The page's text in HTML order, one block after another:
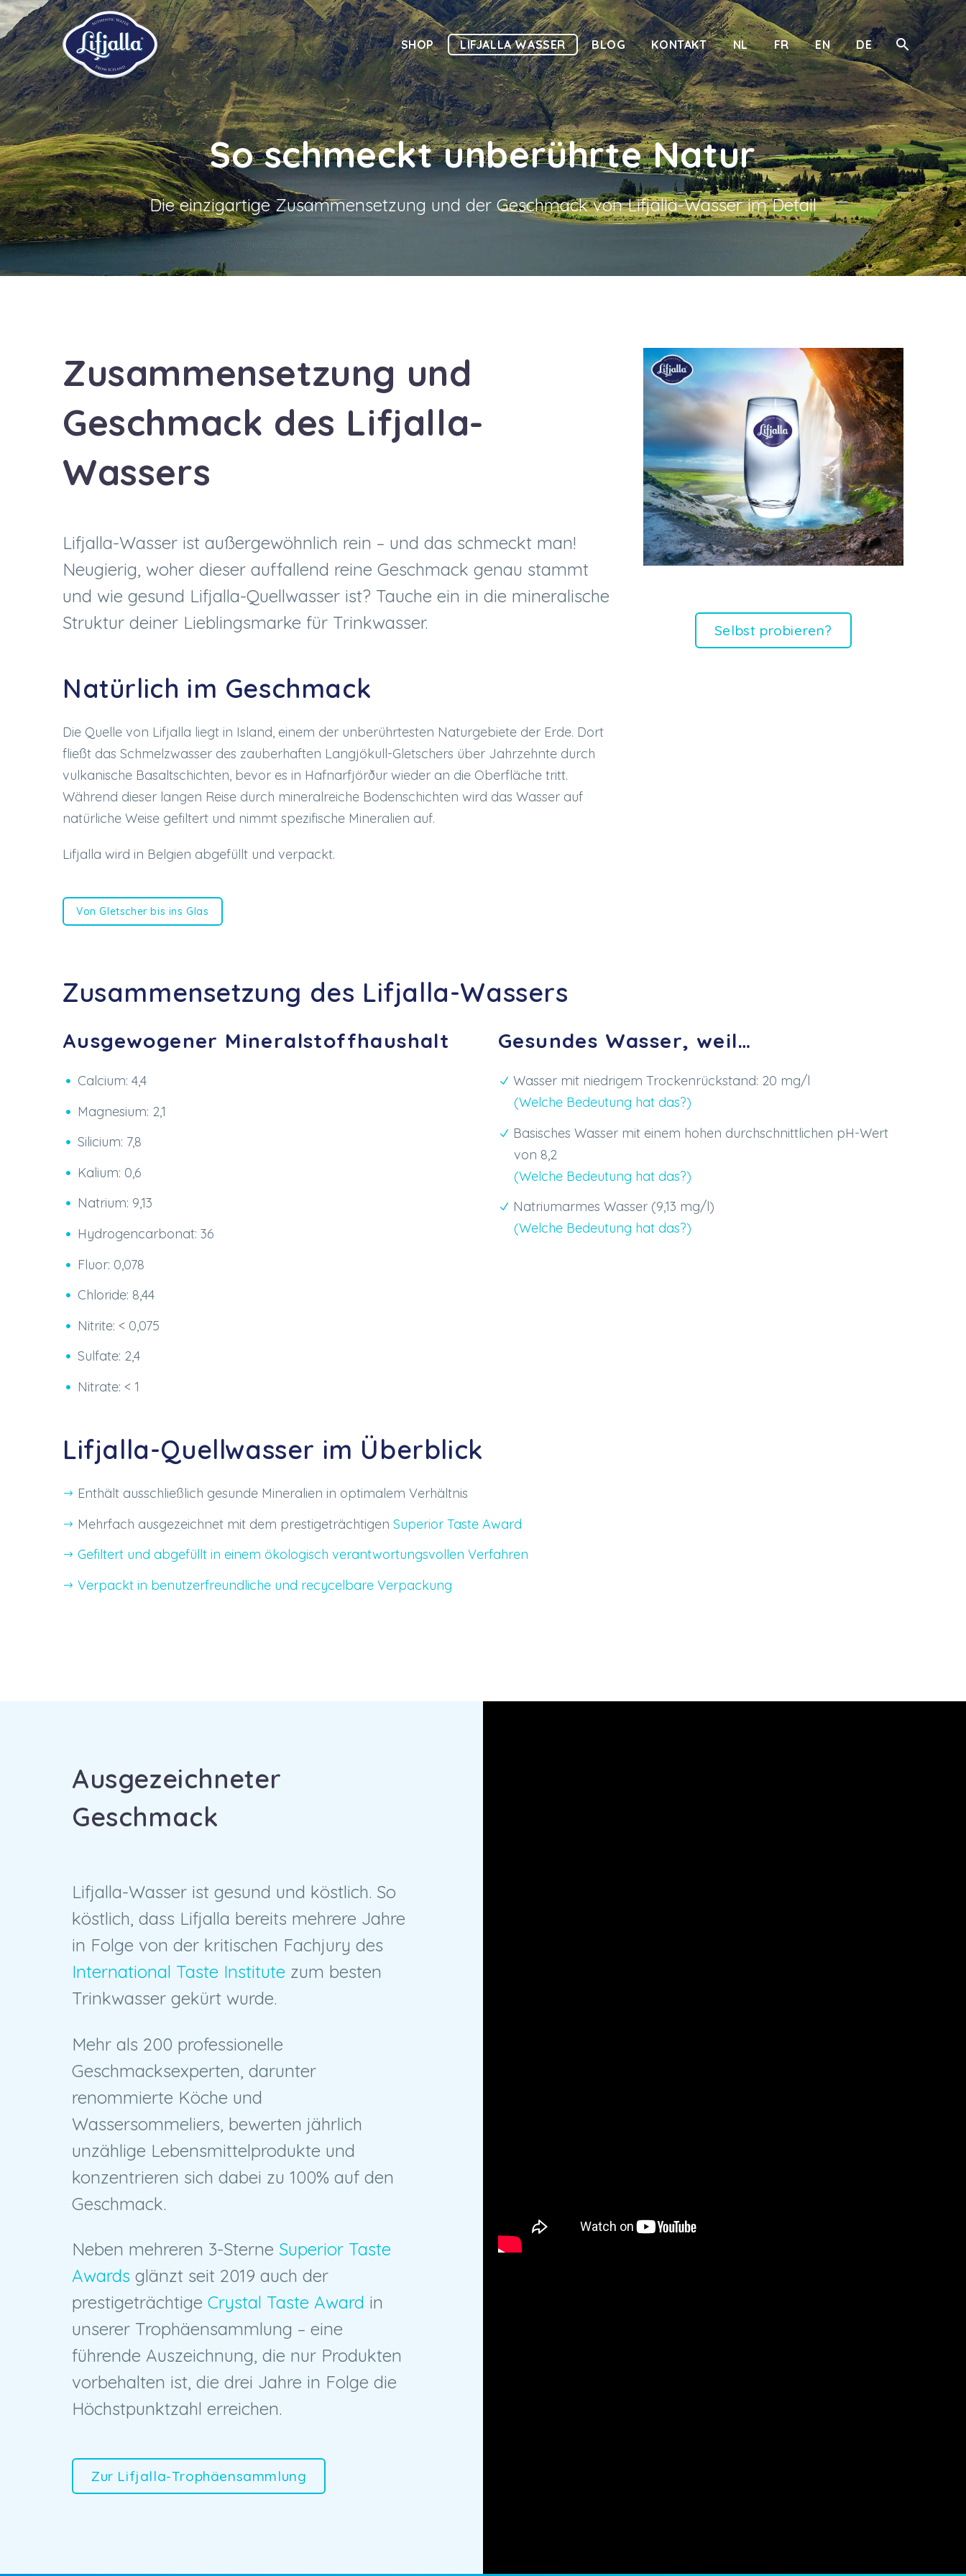
SHOP LIFJALLA WASSER BLOG KONTAKT NL FR EN DE
So schmeckt unberührte Natur
Die einzigartige Zusammensetzung und der Geschmack von Lifjalla-Wasser im Detail
Zusammensetzung und
Geschmack des Lifjalla-
Wassers
Lifjalla-Wasser ist außergewöhnlich rein – und das schmeckt man!
Neugierig, woher dieser auffallend reine Geschmack genau stammt
und wie gesund Lifjalla-Quellwasser ist? Tauche ein in die mineralische
Struktur deiner Lieblingsmarke für Trinkwasser.
Natürlich im Geschmack
Die Quelle von Lifjalla liegt in Island, einem der unberührtesten Naturgebiete der Erde. Dort
fließt das Schmelzwasser des zauberhaften Langjökull-Gletschers über Jahrzehnte durch
vulkanische Basaltschichten, bevor es in Hafnarfjörður wieder an die Oberfläche tritt.
Während dieser langen Reise durch mineralreiche Bodenschichten wird das Wasser auf
natürliche Weise gefiltert und nimmt spezifische Mineralien auf.
Lifjalla wird in Belgien abgefüllt und verpackt.
Von Gletscher bis ins Glas
Selbst probieren?
Zusammensetzung des Lifjalla-Wassers
Ausgewogener Mineralstoffhaushalt
Calcium: 4,4
Magnesium: 2,1
Silicium: 7,8
Kalium: 0,6
Natrium: 9,13
Hydrogencarbonat: 36
Fluor: 0,078
Chloride: 8,44
Nitrite: < 0,075
Sulfate: 2,4
Nitrate: < 1
Gesundes Wasser, weil…
Wasser mit niedrigem Trockenrückstand: 20 mg/l
(Welche Bedeutung hat das?)
Basisches Wasser mit einem hohen durchschnittlichen pH-Wert
von 8,2
(Welche Bedeutung hat das?)
Natriumarmes Wasser (9,13 mg/l)
(Welche Bedeutung hat das?)
Lifjalla-Quellwasser im Überblick
Enthält ausschließlich gesunde Mineralien in optimalem Verhältnis
Mehrfach ausgezeichnet mit dem prestigeträchtigen Superior Taste Award
Gefiltert und abgefüllt in einem ökologisch verantwortungsvollen Verfahren
Verpackt in benutzerfreundliche und recycelbare Verpackung
Ausgezeichneter
Geschmack
Lifjalla-Wasser ist gesund und köstlich. So
köstlich, dass Lifjalla bereits mehrere Jahre
in Folge von der kritischen Fachjury des
International Taste Institute zum besten
Trinkwasser gekürt wurde.
Mehr als 200 professionelle
Geschmacksexperten, darunter
renommierte Köche und
Wassersommeliers, bewerten jährlich
unzählige Lebensmittelprodukte und
konzentrieren sich dabei zu 100% auf den
Geschmack.
Neben mehreren 3-Sterne Superior Taste
Awards glänzt seit 2019 auch der
prestigeträchtige Crystal Taste Award in
unserer Trophäensammlung – eine
führende Auszeichnung, die nur Produkten
vorbehalten ist, die drei Jahre in Folge die
Höchstpunktzahl erreichen.
Zur Lifjalla-Trophäensammlung